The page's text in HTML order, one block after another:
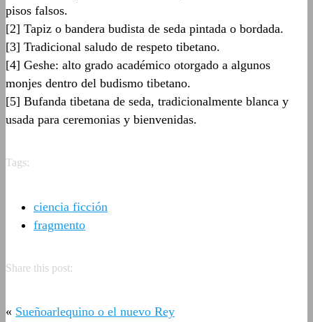
pisos falsos.
[2] Tapiz o bandera budista de seda pintada o bordada.
[3] Tradicional saludo de respeto tibetano.
[4] Geshe: alto grado académico otorgado a algunos
monjes dentro del budismo tibetano.
[5] Bufanda tibetana de seda, tradicionalmente blanca y
usada para ceremonias y bienvenidas.
Tags:
ciencia ficción
fragmento
Share this post:
« Sueñoarlequino o el nuevo Rey